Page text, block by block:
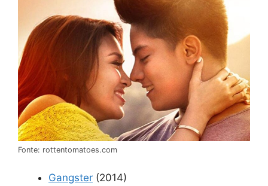
Fonte: rottentomatoes.com
Gangster (2014)